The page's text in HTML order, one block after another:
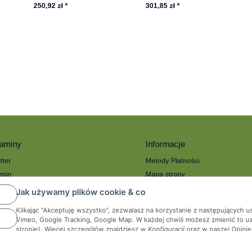
Jak używamy plików cookie & co
Klikając "Akceptuję wszystko", zezwalasz na korzystanie z następujących
Vimeo, Google Tracking, Google Map. W każdej chwili możesz zmienić to
stronie). Więcej szczegółów znajdziesz w Konfiguracjioraz w naszej
250,92 zł*
301,85 zł*
prywatności
i zwroty
Informacje
Metody Płatności
Mapa strony
Serwis